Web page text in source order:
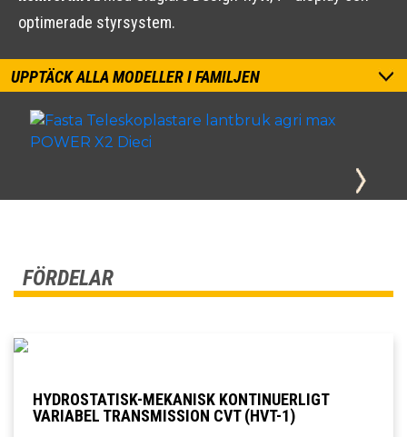
optimerade styrsystem.
UPPTÄCK ALLA MODELLER I FAMILJEN
FÖRDELAR
HYDROSTATISK-MEKANISK KONTINUERLIGT
VARIABEL TRANSMISSION CVT (HVT-1)